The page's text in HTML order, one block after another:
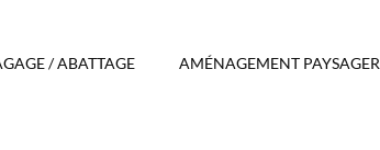
/ ABATTAGE AMÉNAGEMENT PAYSAGER